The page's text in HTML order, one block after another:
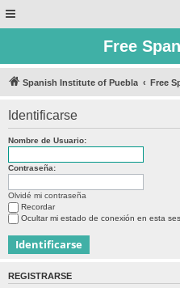
Free
Spanish Institute of Puebla Free
Identificarse
Nombre de Usuario:
Contraseña:
Olvidé mi contraseña
Recordar
Ocultar mi estado de conexión en esta
REGISTRARSE